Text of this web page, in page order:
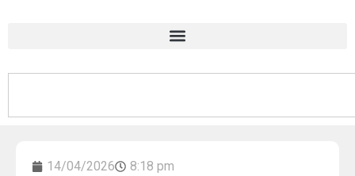
14/04/2026 8:18 pm